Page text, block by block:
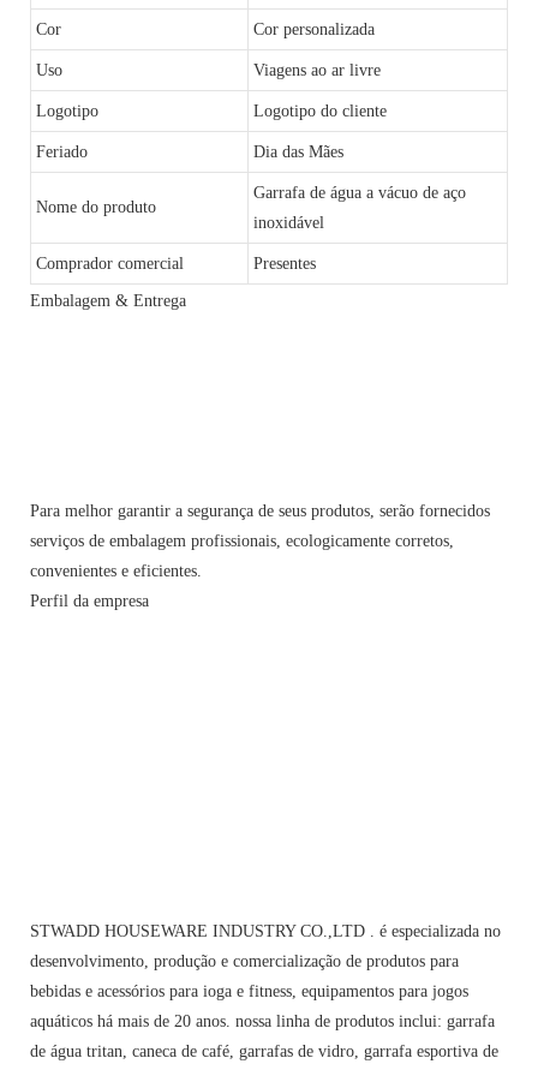
Cor Cor personalizada
Uso Viagens ao ar livre
Logotipo Logotipo do cliente
Feriado Dia das Mães
Nome do produto
Garrafa de água a vácuo de aço
inoxidável
Comprador comercial Presentes
Embalagem & Entrega
Para melhor garantir a segurança de seus produtos, serão fornecidos
serviços de embalagem profissionais, ecologicamente corretos,
convenientes e eficientes.
Perfil da empresa
STWADD HOUSEWARE INDUSTRY CO.,LTD . é especializada no
desenvolvimento, produção e comercialização de produtos para
bebidas e acessórios para ioga e fitness, equipamentos para jogos
aquáticos há mais de 20 anos. nossa linha de produtos inclui: garrafa
de água tritan, caneca de café, garrafas de vidro, garrafa esportiva de